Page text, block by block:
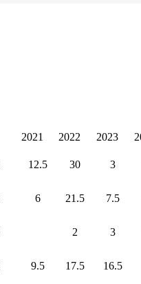
2021 2022 2023
12.5 30 3
6 21.5 7.5
2 3
9.5 17.5 16.5